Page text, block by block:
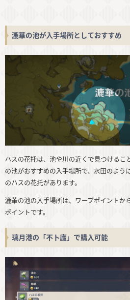
漉華の池が入手場所としておすすめ
ハスの花托は、池や川の近くで見つけるこ
の池がおすすめの入手場所で、水田のよう
のハスの花托があります。
漉華の池の入手場所は、ワープポイントか
ポイントです。
璃月港の「不卜廬」で購入可能